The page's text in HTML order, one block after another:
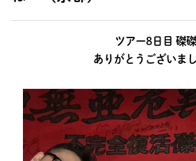
ツアー8日目 磔磔
ありがとうございま